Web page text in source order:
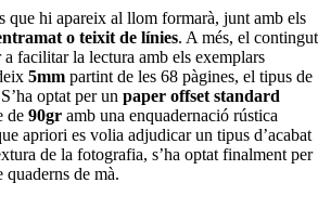
que hi apareix al llom formarà, junt amb els
o teixit de línies. A més, el contingut
a facilitar la lectura amb els exemplars
5mm partint de les 68 pàgines, el tipus de
optat per un paper offset standard
de 90gr amb una enquadernació rústica
apriori es volia adjudicar un tipus d’acabat
de la fotografia, s’ha optat finalment per
de mà.